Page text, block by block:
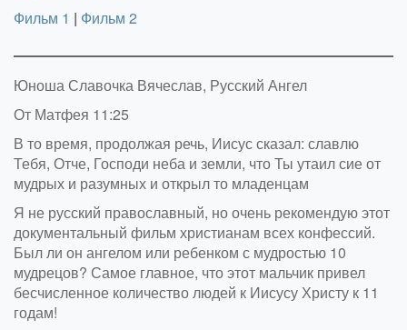
Фильм 1 | Фильм 2
Юноша Славочка Вячеслав, Русский Ангел
От Матфея 11:25
В то время, продолжая речь, Иисус сказал: славлю
Тебя, Отче, Господи неба и земли, что Ты утаил сие от
мудрых и разумных и открыл то младенцам
Я не русский православный, но очень рекомендую этот
документальный фильм христианам всех конфессий.
Был ли он ангелом или ребенком с мудростью 10
мудрецов? Самое главное, что этот мальчик привел
бесчисленное количество людей к Иисусу Христу к 11
годам!